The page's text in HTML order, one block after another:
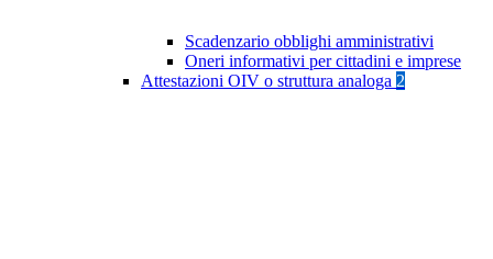
Scadenzario obblighi amministrativi
Oneri informativi per cittadini e imprese
Attestazioni OIV o struttura analoga 2